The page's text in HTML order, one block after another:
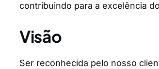
contribuindo para a excelência
Visão
Ser reconhecida pelo nosso